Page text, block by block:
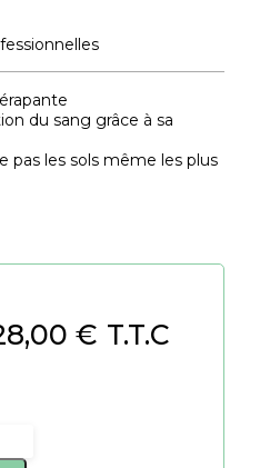
du sang grâce à sa
pas les sols même les plus
€ T.T.C